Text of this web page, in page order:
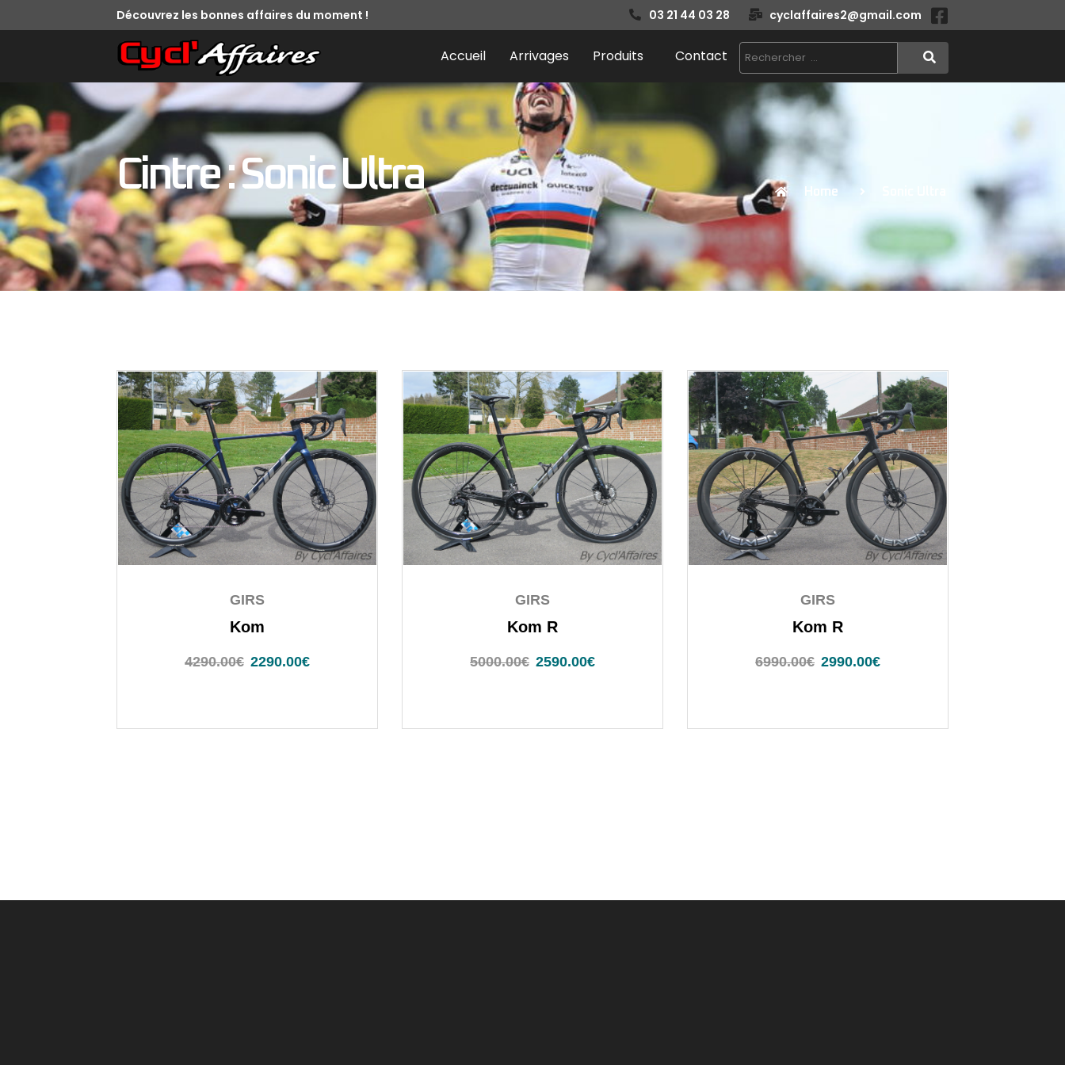
Découvrez les bonnes affaires du moment ! 03 21 44 03 28 cyclaffaires2@gmail.com
Accueil Arrivages Produits Contact
Cintre : Sonic Ultra Home
GIRS
Kom
4290.00€ 2290.00€
GIRS
Kom R
5000.00€ 2590.00€
GIRS
Kom R
6990.00€ 2990.00€